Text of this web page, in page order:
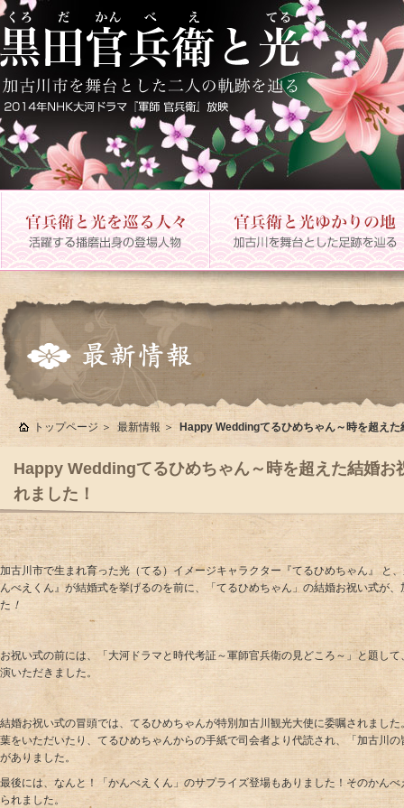
トップページ 最新情報 Happy Weddingてるひめちゃん～時を超え
Happy Weddingてるひめちゃん～時を超えた結婚お
れました！
加古川市で生まれ育った光（てる）イメージキャラクター『てるひめちゃん』 と
んべえくん』が結婚式を挙げるのを前に、「てるひめちゃん」の結婚お祝い式が
た ！
お祝い式の前には、「大河ドラマと時代考証～軍師官兵衛の見どころ～」と題し
演いただきました。
結婚お祝い式の冒頭では、てるひめちゃんが特別加古川観光大使に委嘱されまし
葉をいただいたり、てるひめちゃんからの手紙で司会者より代読され、「加古川
がありました。
最後には、なんと！「かんべえくん」のサプライズ登場もありました！そのかん
られました。